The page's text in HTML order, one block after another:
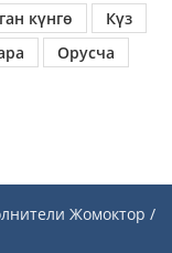
күнгө
Күз
Орусча
Жомоктор /